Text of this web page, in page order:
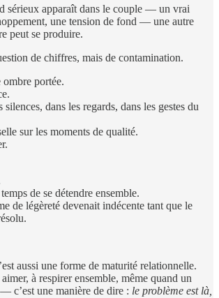
sérieux apparaît dans le couple — un vrai
une tension de fond — une autre
peut se produire.
de chiffres, mais de contamination.
portée.
silences, dans les regards, dans les gestes du
sur les moments de qualité.
de se détendre ensemble.
de légèreté devenait indécente tant que le
aussi une forme de maturité relationnelle.
à respirer ensemble, même quand un
c’est une manière de dire : le problème est là,